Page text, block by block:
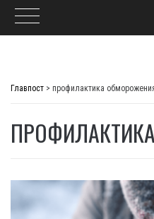
Главпост > профилактика